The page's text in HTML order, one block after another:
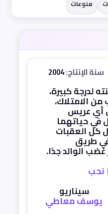
منوعات
سنة الإنتاج:
لدرجة كبيرة،
الامتلاك،
أي عريس
في حياتهما
كل العقبات
طريق
غضب الوالد جدًا.
نحب
سيناريو
يوسف معاطي